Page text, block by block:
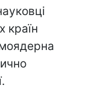
країн